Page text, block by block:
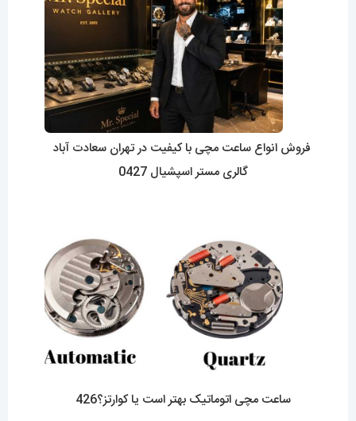
فروش انواع ساعت مچی با کیفیت در تهران سعادت آباد
گالری مستر اسپشیال 0427
ساعت مچی اتوماتیک بهتر است یا کوارتز؟426